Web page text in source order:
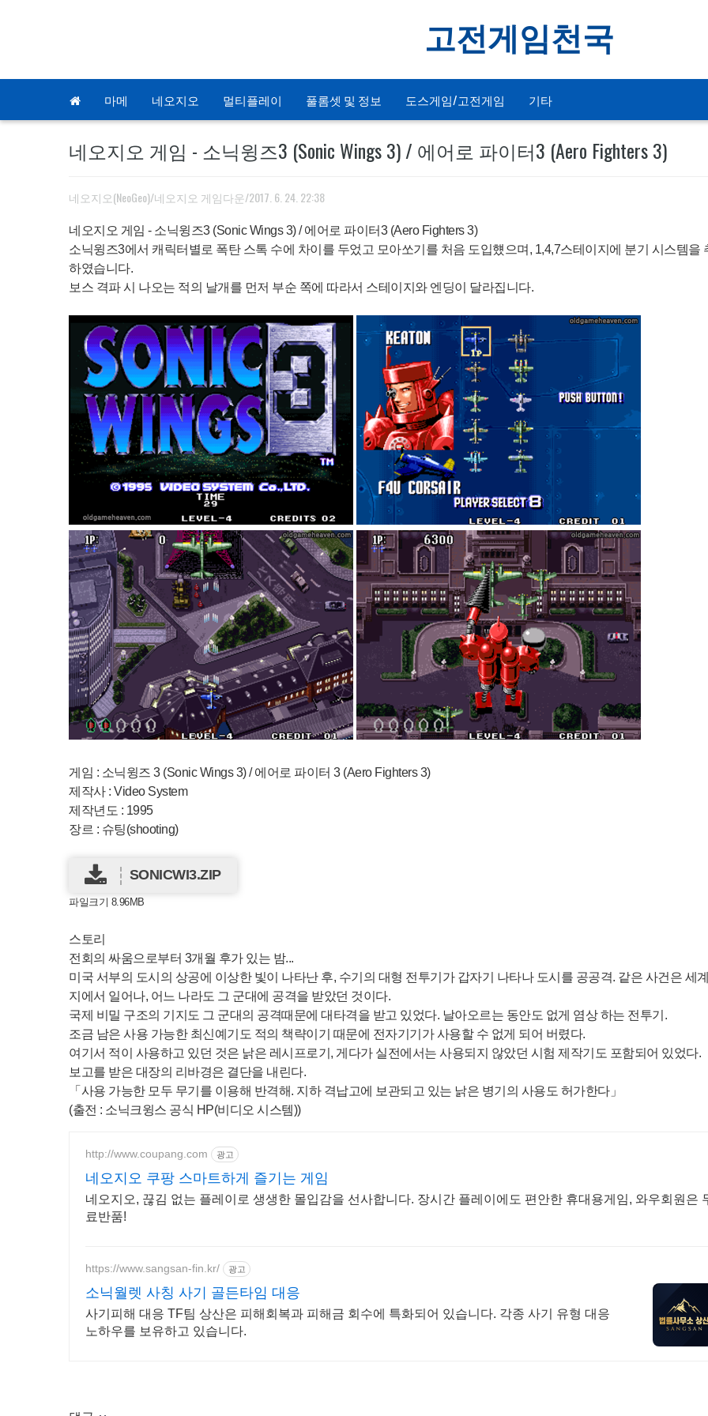
고전게임천국
마메 네오지오 멀티플레이 풀롬셋 및 정보 도스게임/고전게임 기타
네오지오 게임 - 소닉윙즈3 (Sonic Wings 3) / 에어로 파이터3 (Aero Fighters 3)
네오지오(NeoGeo)/네오지오 게임다운/2017. 6. 24. 22:38
네오지오 게임 - 소닉윙즈3 (Sonic Wings 3) / 에어로 파이터3 (Aero Fighters 3)
소닉윙즈3에서 캐릭터별로 폭탄 스톡 수에 차이를 두었고 모아쏘기를 처음 도입헀으며, 1,4,7스테이지에 분기 시스템을
하였습니다.
보스 격파 시 나오는 적의 날개를 먼저 부순 쪽에 따라서 스테이지와 엔딩이 달라집니다.
게임 : 소닉윙즈 3 (Sonic Wings 3) / 에어로 파이터 3 (Aero Fighters 3)
제작사 : Video System
제작년도 : 1995
장르 : 슈팅(shooting)
SONICWI3.ZIP
파일크기 8.96MB
스토리
전회의 싸움으로부터 3개월 후가 있는 밤...
미국 서부의 도시의 상공에 이상한 빛이 나타난 후, 수기의 대형 전투기가 갑자기 나타나 도시를 공공격. 같은 사건은 세
지에서 일어나, 어느 나라도 그 군대에 공격을 받았던 것이다.
국제 비밀 구조의 기지도 그 군대의 공격때문에 대타격을 받고 있었다. 날아오르는 동안도 없게 염상 하는 전투기.
조금 남은 사용 가능한 최신예기도 적의 책략이기 때문에 전자기기가 사용할 수 없게 되어 버렸다.
여기서 적이 사용하고 있던 것은 낡은 레시프로기, 게다가 실전에서는 사용되지 않았던 시험 제작기도 포함되어 있었다.
보고를 받은 대장의 리바경은 결단을 내린다.
「사용 가능한 모두 무기를 이용해 반격해. 지하 격납고에 보관되고 있는 낡은 병기의 사용도 허가한다」
(출전 : 소닉크윙스 공식 HP(비디오 시스템))
http://www.coupang.com 광고
네오지오 쿠팡 스마트하게 즐기는 게임
네오지오, 끊김 없는 플레이로 생생한 몰입감을 선사합니다. 장시간 플레이에도 편안한 휴대용게임, 와우회원은
료반품!
https://www.sangsan-fin.kr/ 광고
소닉월렛 사칭 사기 골든타임 대응
사기피해 대응 TF팀 상산은 피해회복과 피해금 회수에 특화되어 있습니다. 각종 사기 유형 대응
노하우를 보유하고 있습니다.